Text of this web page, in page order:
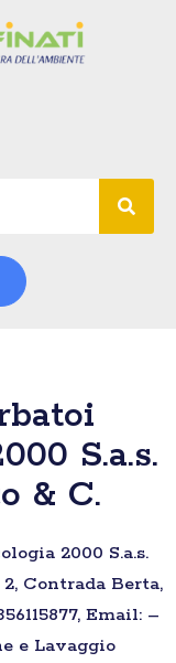
S.a.s.
& C.
2000 S.a.s.
Contrada Berta,
Email: –
e Lavaggio